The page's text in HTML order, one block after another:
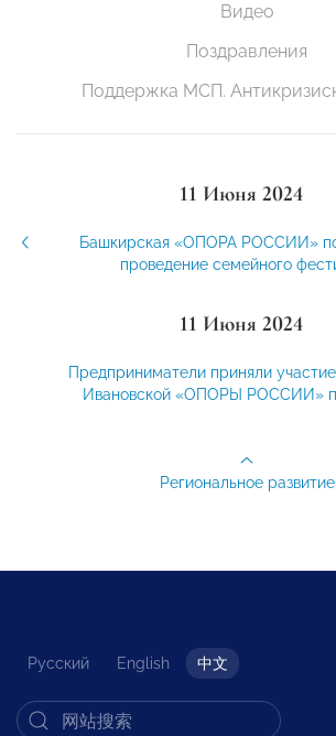
Видео
Поздравления
Поддержка МСП.
11 Июня 2024
Башкирская «ОПОРА РОССИИ»
проведение семейного
11 Июня 2024
Предприниматели приняли
Ивановской «ОПОРЫ РОССИИ»
Региональное развитие
Русский English 中文